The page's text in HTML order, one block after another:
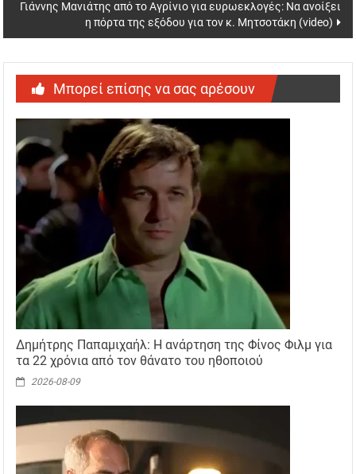
Γιάννης Μανιάτης από το Αγρίνιο για ευρωεκλογές: Να ανοίξει
η πόρτα της εξόδου για τον κ. Μητσοτάκη (video)
Μπορεί επίσης να σας αρέσουν
Δημήτρης Παπαμιχαήλ: Η ανάρτηση της Φίνος Φιλμ για
τα 22 χρόνια από τον θάνατο του ηθοποιού
2026-08-09